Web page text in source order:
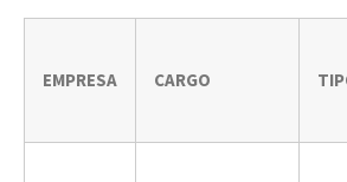
EMPRESA CARGO